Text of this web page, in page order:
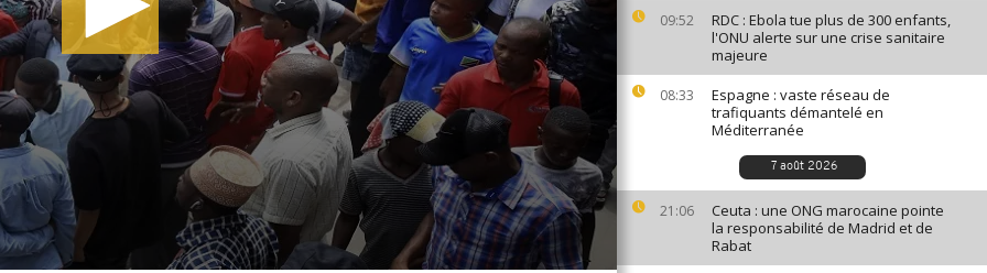
09:52
RDC : Ebola tue plus de 300 enfants,
l'ONU alerte sur une crise sanitaire
majeure
08:33
Espagne : vaste réseau de
trafiquants démantelé en
Méditerranée
7 août 2026
21:06
Ceuta : une ONG marocaine pointe
la responsabilité de Madrid et de
Rabat